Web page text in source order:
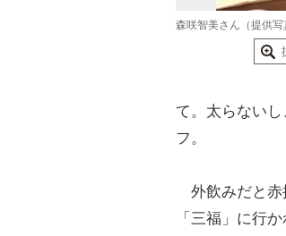
森咲智美さん（提供写
て。太らない
フ。
外飲みだと赤
「三福」に行